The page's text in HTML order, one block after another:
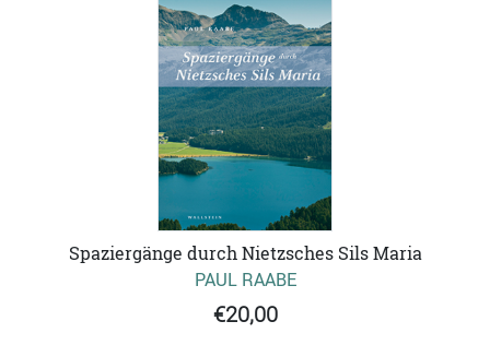
Spaziergänge durch Nietzsches Sils Maria
PAUL RAABE
€20,00